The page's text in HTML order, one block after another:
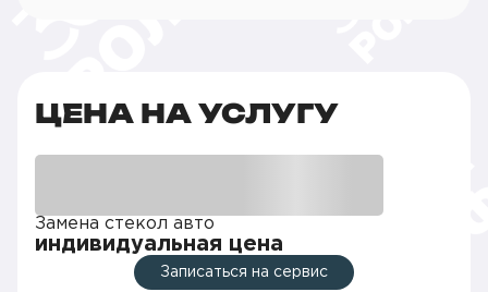
ЦЕНА НА УСЛУГУ
Замена стекол авто
индивидуальная цена
Записаться на сервис